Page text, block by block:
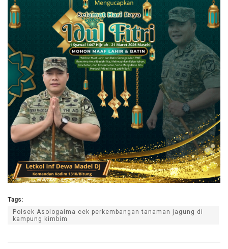
Tags:
Polsek Asologaima cek perkembangan tanaman jagung di
kampung kimbim